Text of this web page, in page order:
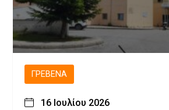
ΓΡΕΒΕΝΆ
16 Ιουλίου 2026